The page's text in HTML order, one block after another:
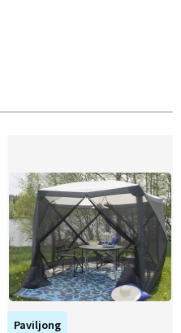
Paviljong